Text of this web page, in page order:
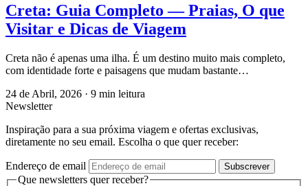
Creta: Guia Completo — Praias, O que
Visitar e Dicas de Viagem
Creta não é apenas uma ilha. É um destino muito mais completo,
com identidade forte e paisagens que mudam bastante…
24 de Abril, 2026 · 9 min leitura
Newsletter
Inspiração para a sua próxima viagem e ofertas exclusivas,
diretamente no seu email. Escolha o que quer receber:
Endereço de email Subscrever
Que newsletters quer receber?